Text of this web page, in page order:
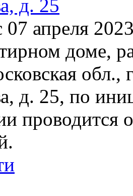
д. 25
апреля
доме,
д. 25, по
проводится